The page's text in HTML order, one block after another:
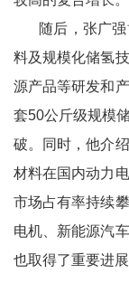
随后，张广
料及规模化储氢
源产品等研发和
套50公斤级规模
破。同时，他介
材料在国内动力
市场占有率持续
电机、新能源汽
也取得了重要进展